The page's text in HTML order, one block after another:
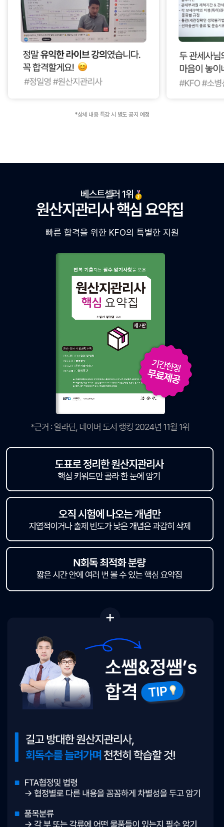
*상세 내용 특강 시 별도 공지 예정
베스트셀러 1위
원산지관리사 핵심 요약집
빠른 합격을 위한 KFO의 특별한 지원